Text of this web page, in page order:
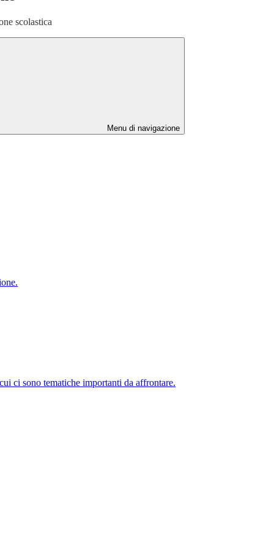
scolastica
Menu di navigazione
ci sono tematiche importanti da affrontare.